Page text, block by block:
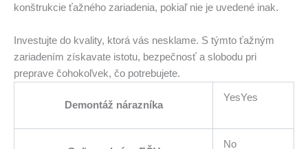
konštrukcie ťažného zariadenia, pokiaľ nie je uvedené inak.
Investujte do kvality, ktorá vás nesklame. S týmto ťažným
zariadením získavate istotu, bezpečnosť a slobodu pri
preprave čohokoľvek, čo potrebujete.
Demontáž nárazníka
YesYes
No